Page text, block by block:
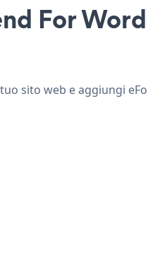
For
sito web e aggiungi